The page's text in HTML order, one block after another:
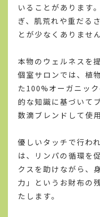
いることがあります
ぎ、肌荒れや重だる
とが少なくありません
本物のウェルネスを
個室サロンでは、植
た100%オーガニッ
的な知識に基づいて
数滴ブレンドして使
優しいタッチで行わ
は、リンパの循環を
クスを助けながら、
力」というお財布の
たします。